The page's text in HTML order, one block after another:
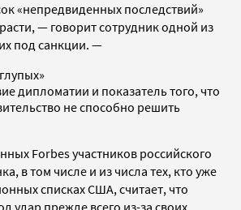
«непредвиденных последствий»
— говорит сотрудник одной из
под санкции. —
дипломатии и показатель того, что
не способно решить
Forbes участников российского
в том числе и из числа тех, кто уже
списках США, считает, что